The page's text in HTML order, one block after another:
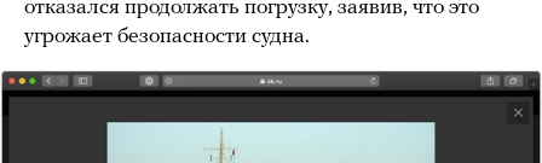
отказался продолжать погрузку, заявив, что это
угрожает безопасности судна.